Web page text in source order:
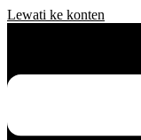
Lewati ke konten